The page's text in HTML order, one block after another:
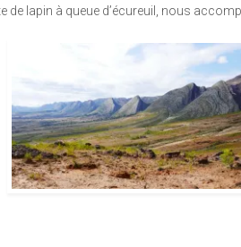
de lapin à queue d’écureuil, nous